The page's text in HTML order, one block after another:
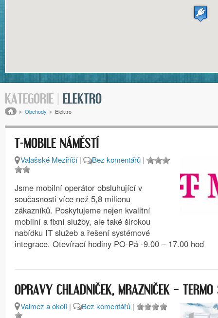
KATEGORIE | ELEKTRO
Drobečková navigace
Obchody Elektro
T-MOBILE NÁMĚSTÍ
Valašské Meziříčí| Bez komentářů |
Jsme mobilní operátor obsluhující v
současnosti více než 5,8 milionu
zákazníků. Poskytujeme nejen kvalitní
mobilní a fixní služby, ale také širokou
nabídku IT služeb a řešení systémové
integrace. Otevírací hodiny PO-Pá -9.00 – 17.00 hod
OPRAVY CHLADNIČEK, MRAZNIČEK – TERMO
Valmez a okolí| Bez komentářů |